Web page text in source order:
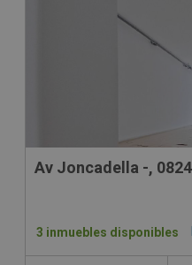
Av Joncadella -,
3 inmuebles disponibles